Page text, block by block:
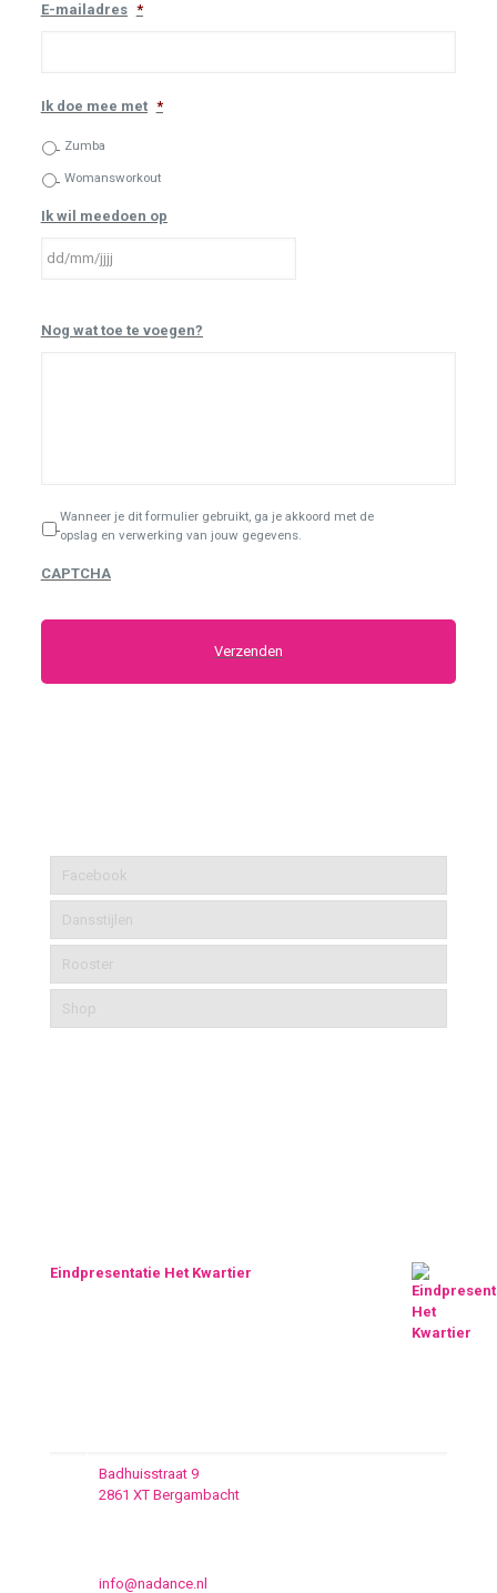
E-mailadres *
Ik doe mee met *
Zumba
Womansworkout
Ik wil meedoen op
slash
Nog wat toe te voegen?
Wanneer je dit formulier gebruikt, ga je akkoord met de
opslag en verwerking van jouw gegevens.
CAPTCHA
Facebook
Dansstijlen
Rooster
Shop
Eindpresentatie Het Kwartier
Badhuisstraat 9
2861 XT Bergambacht
info@nadance.nl